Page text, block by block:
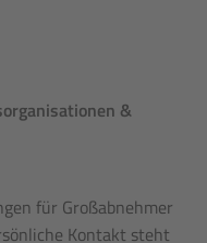
&
für Großabnehmer
Kontakt steht